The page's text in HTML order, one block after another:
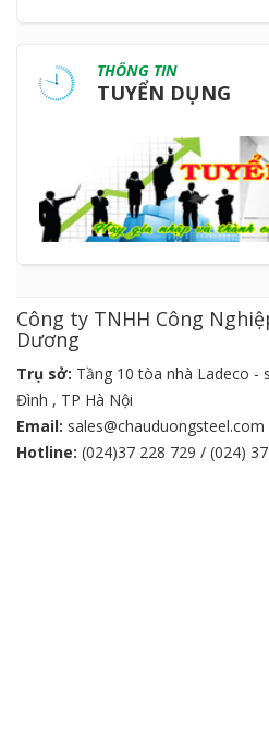
THÔNG TIN
TUYỂN DỤNG
Công ty TNHH Công
Dương
Trụ sở: Tầng 10 tòa nhà Ladeco -
Đình , TP Hà Nội
Email: sales@chauduongsteel.com
Hotline: (024)37 228 729 / (024)